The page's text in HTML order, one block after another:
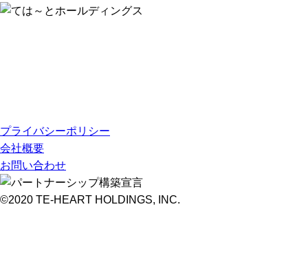
プライバシーポリシー
会社概要
お問い合わせ
©2020 TE-HEART HOLDINGS, INC.